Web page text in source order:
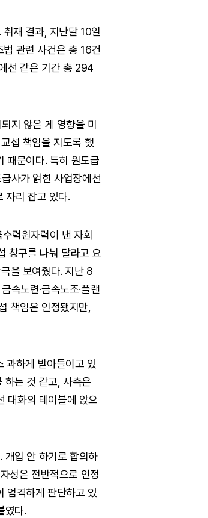
재 결과, 지난달 10일
관련 사건은 총 16건
선 같은 기간 총 294
지 않은 게 영향을 미
섭 책임을 지도록 했
때문이다. 특히 원도급
사가 얽힌 사업장에선
자리 잡고 있다.
력원자력이 낸 자회
창구를 나눠 달라고 요
을 보여줬다. 지난 8
속노련·금속노조·플랜
책임은 인정됐지만,
과하게 받아들이고 있
하는 것 같고, 사측은
대화의 테이블에 앉으
개입 안 하기로 합의하
성은 전반적으로 인정
엄격하게 판단하고 있
였다.